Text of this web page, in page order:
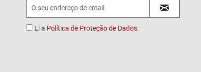
Li a Política de Proteção de Dados.